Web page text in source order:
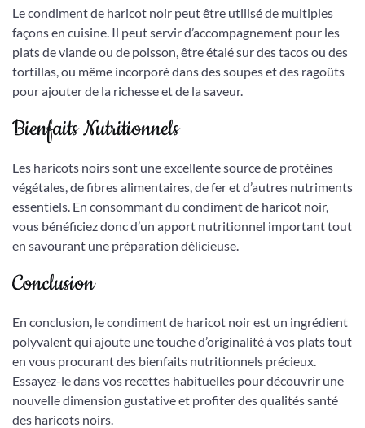
Le condiment de haricot noir peut être utilisé de multiples
façons en cuisine. Il peut servir d’accompagnement pour les
plats de viande ou de poisson, être étalé sur des tacos ou des
tortillas, ou même incorporé dans des soupes et des ragoûts
pour ajouter de la richesse et de la saveur.
Bienfaits Nutritionnels
Les haricots noirs sont une excellente source de protéines
végétales, de fibres alimentaires, de fer et d’autres nutriments
essentiels. En consommant du condiment de haricot noir,
vous bénéficiez donc d’un apport nutritionnel important tout
en savourant une préparation délicieuse.
Conclusion
En conclusion, le condiment de haricot noir est un ingrédient
polyvalent qui ajoute une touche d’originalité à vos plats tout
en vous procurant des bienfaits nutritionnels précieux.
Essayez-le dans vos recettes habituelles pour découvrir une
nouvelle dimension gustative et profiter des qualités santé
des haricots noirs.